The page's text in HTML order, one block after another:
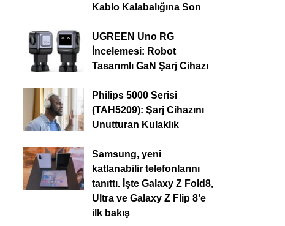
Kablo Kalabalığına Son
UGREEN Uno RG
İncelemesi: Robot
Tasarımlı GaN Şarj Cihazı
Philips 5000 Serisi
(TAH5209): Şarj Cihazını
Unutturan Kulaklık
Samsung, yeni
katlanabilir telefonlarını
tanıttı. İşte Galaxy Z Fold8,
Ultra ve Galaxy Z Flip 8’e
ilk bakış